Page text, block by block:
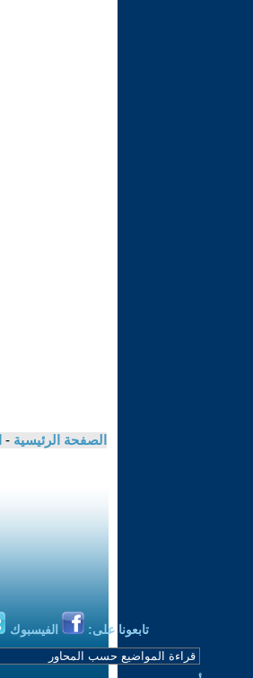
الصفحة الرئيسية -
تابعونا على: الفيسبوك